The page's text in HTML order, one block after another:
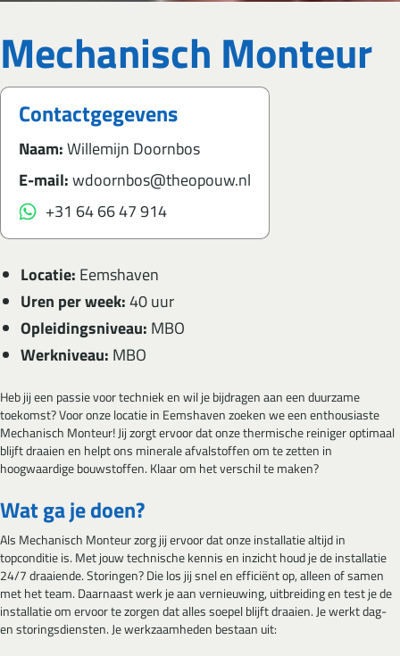
Mechanisch Monteur
Locatie: Eemshaven
Uren per week:40 uur
Opleidingsniveau: MBO
Werkniveau: MBO
Contactgegevens
Naam:Willemijn Doornbos
E-mail:wdoornbos@theopouw.nl
+31 64 66 47 914
Heb jij een passie voor techniek en wil je bijdragen aan een duurzame
toekomst? Voor onze locatie in Eemshaven zoeken we een enthousiaste
Mechanisch Monteur! Jij zorgt ervoor dat onze thermische reiniger optimaal
blijft draaien en helpt ons minerale afvalstoffen om te zetten in
hoogwaardige bouwstoffen. Klaar om het verschil te maken?
Wat ga je doen?
Als Mechanisch Monteur zorg jij ervoor dat onze installatie altijd in
topconditie is. Met jouw technische kennis en inzicht houd je de installatie
24/7 draaiende. Storingen? Die los jij snel en efficiënt op, alleen of samen
met het team. Daarnaast werk je aan vernieuwing, uitbreiding en test je de
installatie om ervoor te zorgen dat alles soepel blijft draaien. Je werkt dag-
en storingsdiensten. Je werkzaamheden bestaan uit: